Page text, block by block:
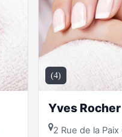
(4)
Yves Rocher
2 Rue de la